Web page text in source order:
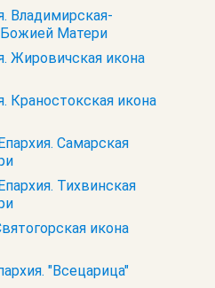
Владимирская-
Матери
Жировичская икона
Краностокская икона
Самарская
Тихвинская
икона
"Всецарица"